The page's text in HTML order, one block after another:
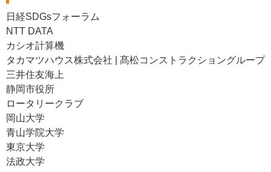
日経SDGsフォーラム
NTT DATA
カシオ計算機
タカマツハウス株式会社 | 髙松コンストラクショングループ
三井住友海上
静岡市役所
ロータリークラブ
岡山大学
青山学院大学
東京大学
法政大学